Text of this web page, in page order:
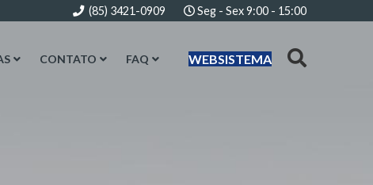
(85) 3421-0909 Seg - Sex 9:00 - 15:00
WEBSISTEMA
CONTATO FAQ